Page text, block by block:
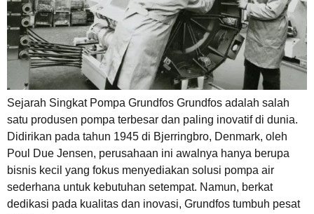
Sejarah Singkat Pompa Grundfos Grundfos adalah salah
satu produsen pompa terbesar dan paling inovatif di dunia.
Didirikan pada tahun 1945 di Bjerringbro, Denmark, oleh
Poul Due Jensen, perusahaan ini awalnya hanya berupa
bisnis kecil yang fokus menyediakan solusi pompa air
sederhana untuk kebutuhan setempat. Namun, berkat
dedikasi pada kualitas dan inovasi, Grundfos tumbuh pesat